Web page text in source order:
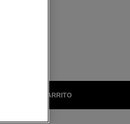
AÑADIR AL CARRITO